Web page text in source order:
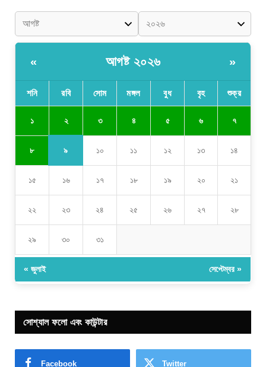
« আগষ্ট ২০২৬ »
শনি রবি সোম মঙ্গল বুধ বৃহ শুক্র
১ ২ ৩ ৪ ৫ ৬ ৭
৮ ৯ ১০ ১১ ১২ ১৩ ১৪
১৫ ১৬ ১৭ ১৮ ১৯ ২০ ২১
২২ ২৩ ২৪ ২৫ ২৬ ২৭ ২৮
২৯ ৩০ ৩১
« জুলাই সেপ্টেম্বর »
সোশ্যাল ফলো এবং কাউন্টার
Facebook Twitter